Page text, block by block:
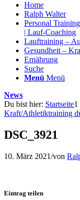
Home
Ralph Walter
Personal
| Lauf-Coaching
Lauftraining –
Gesundheit –
Ernährung
Suche
Menü Menü
News
Du bist hier: Startseite1
Kraft/Athletiktraining
DSC_3921
10. März 2021/von
Eintrag teilen